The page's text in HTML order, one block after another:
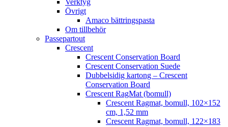
Verktyg
Övrigt
Amaco bättringspasta
Om tillbehör
Passepartout
Crescent
Crescent Conservation Board
Crescent Conservation Suede
Dubbelsidig kartong – Crescent
Conservation Board
Crescent RagMat (bomull)
Crescent Ragmat, bomull, 102×152
cm, 1,52 mm
Crescent Ragmat, bomull, 122×183